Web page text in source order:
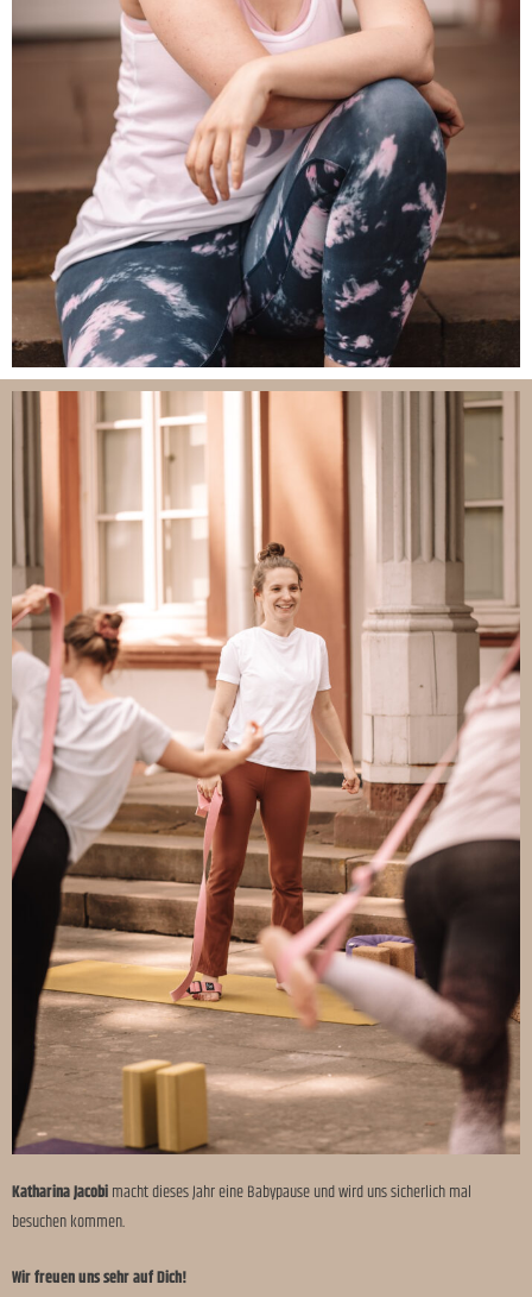
Katharina Jacobimacht dieses Jahr eine Babypause und wird uns sicherlich mal
besuchen kommen.
Wir freuen uns sehr auf Dich!